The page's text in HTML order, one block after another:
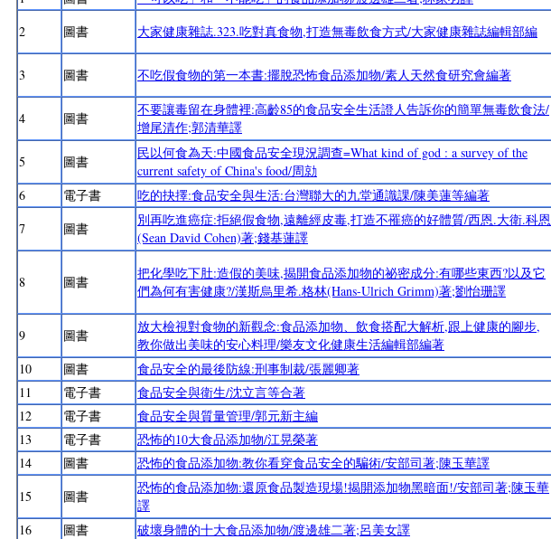
2
圖書 大家健康雜誌.323.吃對真食物,打造無毒飲食方式/大家健康雜誌編輯部編
3 圖書 不吃假食物的第一本書:擺脫恐怖食品添加物/素人天然食研究會編著
4 圖書
不要讓毒留在身體裡:高齡85的食品安全生活證人告訴你的簡單無毒飲食法/
增尾清作;郭清華譯
5
圖書
民以何食為天:中國食品安全現況調查=What kind of god : a survey of the
current safety of China's food/周勍
6
電子書
吃的抉擇:食品安全與生活:台灣聯大的九堂通識課/陳美蓮等編著
7
圖書
別再吃進癌症:拒絕假食物,遠離經皮毒,打造不罹癌的好體質/西恩.大衛.科恩
(Sean David Cohen)著;錢基蓮譯
8 圖書
把化學吃下肚:造假的美味,揭開食品添加物的祕密成分:有哪些東西?以及它
們為何有害健康?/漢斯烏里希.格林(Hans-Ulrich Grimm)著;劉怡珊譯
9 圖書
放大檢視對食物的新觀念:食品添加物、飲食搭配大解析,跟上健康的腳步,
教你做出美味的安心料理/樂友文化健康生活編輯部編著
10
圖書
食品安全的最後防線:刑事制裁/張麗卿著
11
電子書
食品安全與衛生/沈立言等合著
12
電子書
食品安全與質量管理/郭元新主編
13
電子書
恐怖的10大食品添加物/江晃榮著
14
圖書
恐怖的食品添加物:教你看穿食品安全的騙術/安部司著;陳玉華譯
15
圖書
恐怖的食品添加物:還原食品製造現場!揭開添加物黑暗面!/安部司著;陳玉華
譯
16
圖書
破壞身體的十大食品添加物/渡邊雄二著;呂美女譯